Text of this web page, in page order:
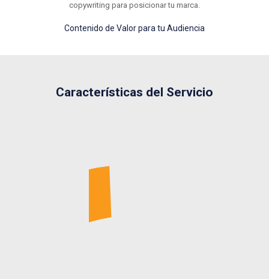
copywriting para posicionar tu marca.
Contenido de Valor para tu Audiencia
Características del Servicio